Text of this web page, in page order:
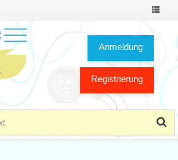
Toggle
Anmeldung
Registrierung